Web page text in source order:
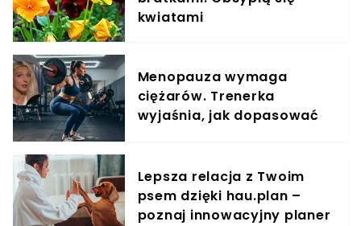
kwiatami
Menopauza wymaga
ciężarów. Trenerka
wyjaśnia, jak dopasować
Lepsza relacja z Twoim
psem dzięki hau.plan –
poznaj innowacyjny planer